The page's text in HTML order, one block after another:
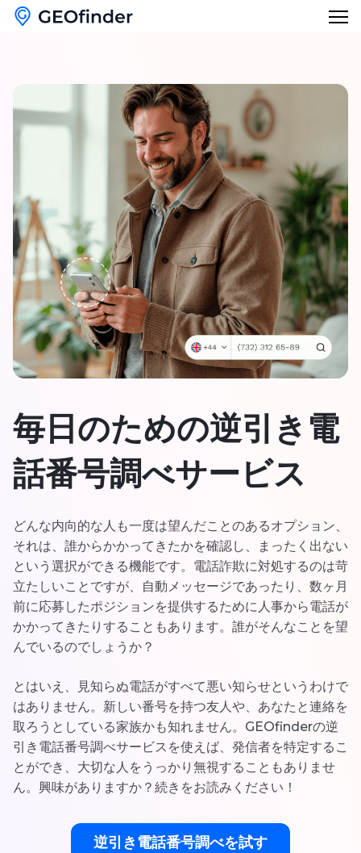
逆引き電話検索
逆引きユーザー名検索
メールハッカーチェッカー
失われた電話を探す
名前のルックアップ
ブログ
English
Français
Deutsch
Italiano
日本
Español
Português
毎日のための逆引き電
話番号調べサービス
どんな内向的な人も一度は望んだことのあるオプション、
それは、誰からかかってきたかを確認し、まったく出ない
という選択ができる機能です。電話詐欺に対処するのは苛
立たしいことですが、自動メッセージであったり、数ヶ月
前に応募したポジションを提供するために人事から電話が
かかってきたりすることもあります。誰がそんなことを望
んでいるのでしょうか？
とはいえ、見知らぬ電話がすべて悪い知らせというわけで
はありません。新しい番号を持つ友人や、あなたと連絡を
取ろうとしている家族かも知れません。GEOfinderの逆
引き電話番号調べサービスを使えば、発信者を特定するこ
とができ、大切な人をうっかり無視することもありませ
ん。興味がありますか？続きをお読みください！
逆引き電話番号調べを試す